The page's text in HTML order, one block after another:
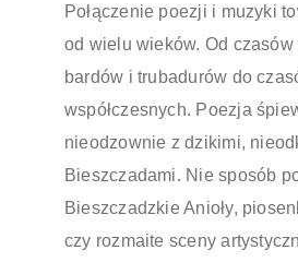
Połączenie poezji i muzyki
od wielu wieków. Od czasów
bardów i trubadurów do
współczesnych. Poezja
nieodzownie z dzikimi,
Bieszczadami. Nie sposób
Bieszczadzkie Anioły,
czy rozmaite sceny